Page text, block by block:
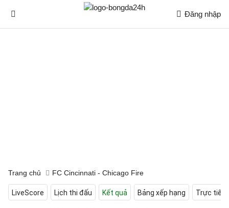
Đăng nhập
Trang chủ FC Cincinnati - Chicago Fire
LiveScore Lịch thi đấu Kết quả Bảng xếp hạng Trực tiếp